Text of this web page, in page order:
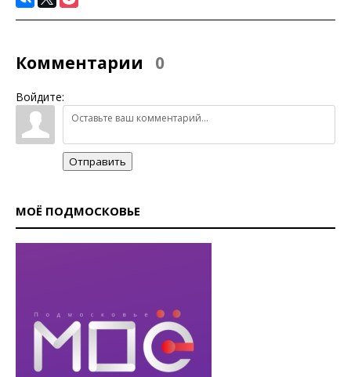
Комментарии 0
Войдите:
Отправить
МОЁ ПОДМОСКОВЬЕ